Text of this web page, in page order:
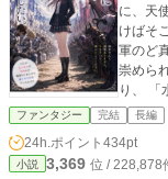
に、天
けばそ
軍のど
崇められてしまう。 「
り、 「水洗トイレが欲しい」 と言えば、汚物を亜空間へ送る
超高性能トイレが
で――。 本人はただ静かに暮らしたいだけなのに、何気ない
一言が
を変えていく。 戦争を命令で
ファンタジー 完結 長編
24h.ポイント 434pt
小説 3,369 位 / 228,878